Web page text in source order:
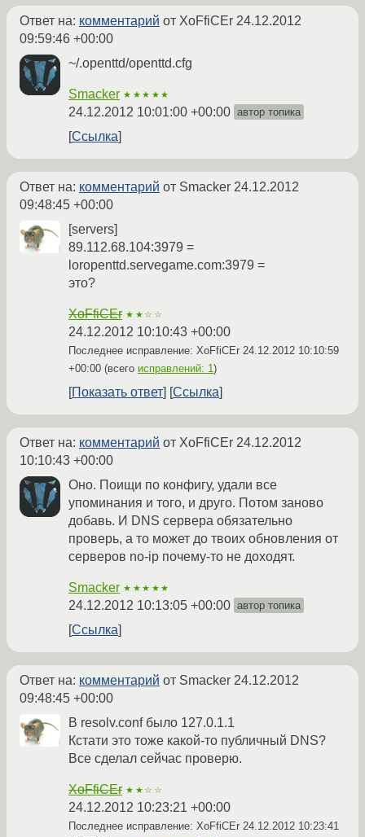
Ответ на: комментарий от XoFfiCEr 24.12.2012
09:59:46 +00:00
~/.openttd/openttd.cfg
Smacker ★★★★★
24.12.2012 10:01:00 +00:00 автор топика
Ссылка
Ответ на: комментарий от Smacker 24.12.2012
09:48:45 +00:00
[servers]
89.112.68.104:3979 =
loropenttd.servegame.com:3979 =
это?
XoFfiCEr ★★☆☆
24.12.2012 10:10:43 +00:00
Последнее исправление: XoFfiCEr 24.12.2012 10:10:59
+00:00 (всего исправлений: 1)
Показать ответ Ссылка
Ответ на: комментарий от XoFfiCEr 24.12.2012
10:10:43 +00:00
Оно. Поищи по конфигу, удали все
упоминания и того, и друго. Потом заново
добавь. И DNS сервера обязательно
проверь, а то может до твоих обновления от
серверов no-ip почему-то не доходят.
Smacker ★★★★★
24.12.2012 10:13:05 +00:00 автор топика
Ссылка
Ответ на: комментарий от Smacker 24.12.2012
09:48:45 +00:00
В resolv.conf было 127.0.1.1
Кстати это тоже какой-то публичный DNS?
Все сделал сейчас проверю.
XoFfiCEr ★★☆☆
24.12.2012 10:23:21 +00:00
Последнее исправление: XoFfiCEr 24.12.2012 10:23:41